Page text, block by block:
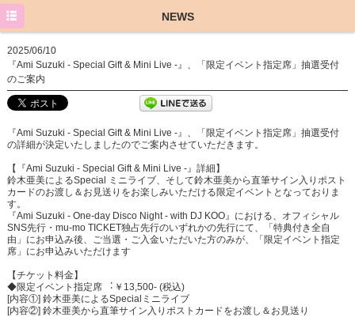
NEWS
2025/06/10
『Ami Suzuki - Special Gift & Mini Live -』、「限定イベント指定席」抽選受付
のご案内
『Ami Suzuki - Special Gift & Mini Live -』、「限定イベント指定席」抽選受付
の詳細が決定いたしましたのでご案内させていただきます。
【『Ami Suzuki - Special Gift & Mini Live -』詳細】
鈴木亜美によるSpecial ミニライブ、そして鈴木亜美から直筆サイン入りポスト
カードのお渡し＆お見送りをお楽しみいただける限定イベントとなっておりま
す。
『Ami Suzuki - One-day Disco Night - with DJ KOO』における、オフィシャル
SNS先⾏・mu-mo TICKET独占先⾏のいずれかの先⾏にて、「特典付き全⾃
由」にお申込み後、ご当選・ご⼊⾦いただいた⽅のみが、「限定イベント指定
席」にお申込みいただけます
【チケット料金】
◆限定イベント指定席 ︓￥13,500- (税込)
[内容①] 鈴⽊亜美によるSpecialミニライブ
[内容②] 鈴⽊亜美から直筆サイン⼊りポストカードをお渡し＆お⾒送り
NEWS
PROFILE
DISCOGRAPHY
YouTube
Instagram-amiamisuzuki
Instagram - 激辛あみーゴ
Twitter
BLOG